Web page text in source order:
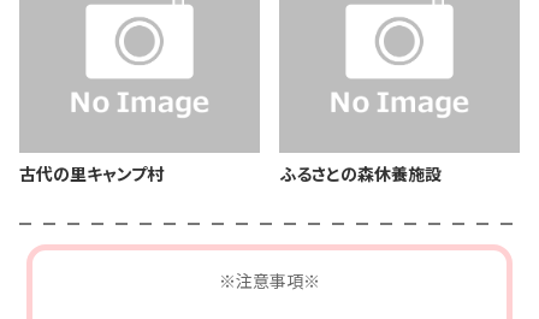
古代の里キャンプ村 ふるさとの森休養施設
※注意事項※